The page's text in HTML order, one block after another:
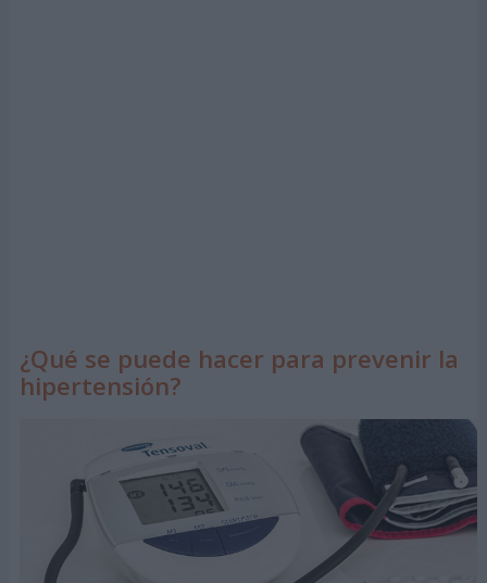
¿Qué se puede hacer para prevenir la
hipertensión?